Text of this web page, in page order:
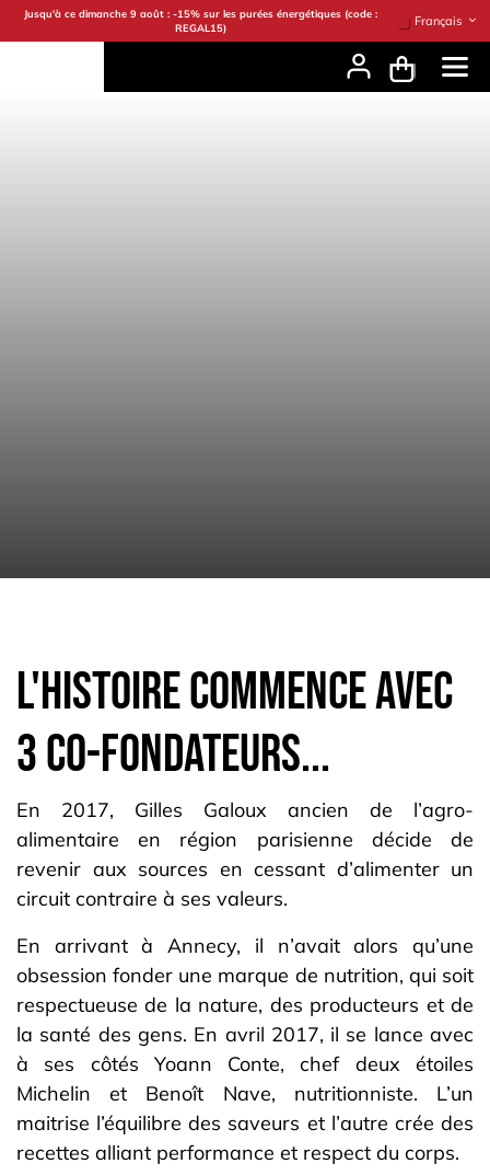
Se rendre au contenu
Jusqu'à ce dimanche 9 août : -15% sur les purées énergétiques (code :
REGAL15)
Français
L'histoire commence avec
3 co-fondateurs...
En 2017, Gilles Galoux ancien de l’agro-
alimentaire en région parisienne décide de
revenir aux sources en cessant d’alimenter un
circuit contraire à ses valeurs.
En arrivant à Annecy, il n’avait alors qu’une
obsession fonder une marque de nutrition, qui soit
respectueuse de la nature, des producteurs et de
la santé des gens. En avril 2017, il se lance avec
à ses côtés Yoann Conte, chef deux étoiles
Michelin et Benoît Nave, nutritionniste. L’un
maitrise l’équilibre des saveurs et l’autre crée des
recettes alliant performance et respect du corps.